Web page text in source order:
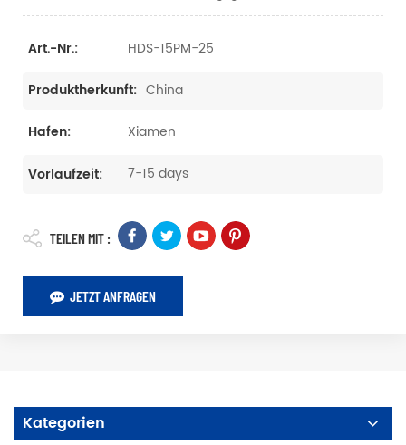
Art.-Nr.: HDS-15PM-25
Produktherkunft: China
Hafen: Xiamen
Vorlaufzeit: 7-15 days
TEILEN MIT :
JETZT ANFRAGEN
Kategorien